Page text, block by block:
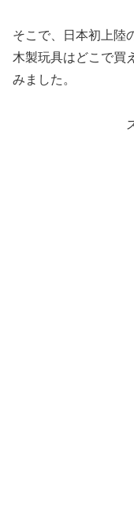
そこで、日本初上陸
木製玩具はどこで買
みました。